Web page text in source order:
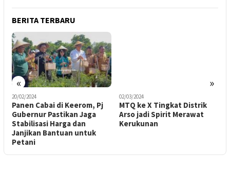
BERITA TERBARU
« »
20/02/2024
Panen Cabai di Keerom, Pj
Gubernur Pastikan Jaga
Stabilisasi Harga dan
Janjikan Bantuan untuk
Petani
02/03/2024
MTQ ke X Tingkat Distrik
Arso jadi Spirit Merawat
Kerukunan